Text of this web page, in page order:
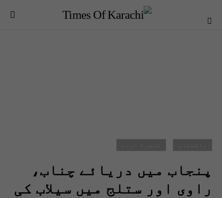
پنجاب میں دریائے چناب،
راوی اور ستلج میں سیلاب کی